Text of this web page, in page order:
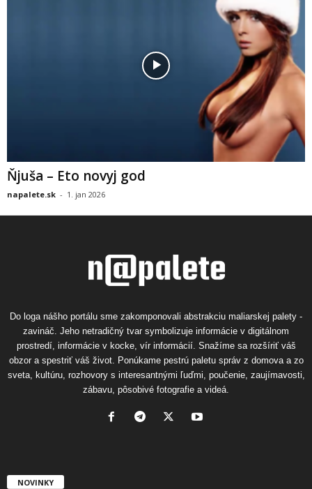
Ňjuša – Eto novyj god
napalete.sk - 1. jan 2026
Do loga nášho portálu sme zakomponovali abstrakciu maliarskej palety -
zavináč. Jeho netradičný tvar symbolizuje informácie v digitálnom
prostredí, informácie v kocke, vír informácií. Snažíme sa rozšíriť váš
obzor a spestriť váš život. Ponúkame pestrú paletu správ z domova a zo
sveta, kultúru, rozhovory s interesantnými ľuďmi, poučenie, zaujímavosti,
zábavu, pôsobivé fotografie a videá.
NOVINKY